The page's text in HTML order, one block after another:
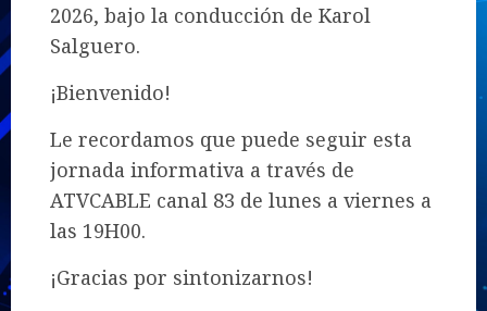
2026, bajo la conducción de Karol
Salguero.
¡Bienvenido!
Le recordamos que puede seguir esta
jornada informativa a través de
ATVCABLE canal 83 de lunes a viernes a
las 19H00.
¡Gracias por sintonizarnos!